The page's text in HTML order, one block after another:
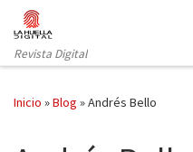
Saltar al contenido
Revista Digital
Inicio »Blog »Andrés Bello